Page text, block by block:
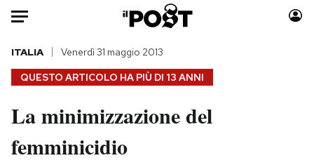
Auto
HOME
Italia
Politica
Moda
QUESTO ARTICOLO HA PIÙ DI 13 ANNI
ITALIA Venerdì 31 maggio 2013
La minimizzazione del
femminicidio